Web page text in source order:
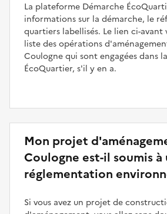
La plateforme Démarche
informations sur la démarche, le
quartiers labellisés. Le lien ci-avant
liste des opérations
Coulogne qui sont engagées dans
ÉcoQuartier, s'il y en a.
Mon projet
Coulogne est-il soumis à
réglementation
Si vous avez un projet de